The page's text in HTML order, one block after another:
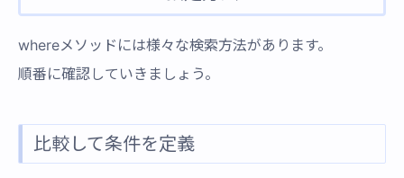
whereメソッドには様々な検索方法があります。
順番に確認していきましょう。
比較して条件を定義